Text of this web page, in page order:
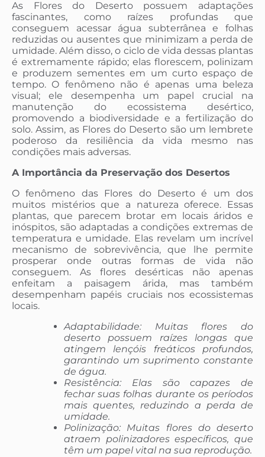
As Flores do Deserto possuem adaptações
fascinantes, como raízes profundas que
conseguem acessar água subterrânea e folhas
reduzidas ou ausentes que minimizam a perda de
umidade. Além disso, o ciclo de vida dessas plantas
é extremamente rápido; elas florescem, polinizam
e produzem sementes em um curto espaço de
tempo. O fenômeno não é apenas uma beleza
visual; ele desempenha um papel crucial na
manutenção do ecossistema desértico,
promovendo a biodiversidade e a fertilização do
solo. Assim, as Flores do Deserto são um lembrete
poderoso da resiliência da vida mesmo nas
condições mais adversas.
A Importância da Preservação dos Desertos
O fenômeno das Flores do Deserto é um dos
muitos mistérios que a natureza oferece. Essas
plantas, que parecem brotar em locais áridos e
inóspitos, são adaptadas a condições extremas de
temperatura e umidade. Elas revelam um incrível
mecanismo de sobrevivência, que lhe permite
prosperar onde outras formas de vida não
conseguem. As flores desérticas não apenas
enfeitam a paisagem árida, mas também
desempenham papéis cruciais nos ecossistemas
locais.
Adaptabilidade: Muitas flores do
deserto possuem raízes longas que
atingem lençóis freáticos profundos,
garantindo um suprimento constante
de água.
Resistência: Elas são capazes de
fechar suas folhas durante os períodos
mais quentes, reduzindo a perda de
umidade.
Polinização: Muitas flores do deserto
atraem polinizadores específicos, que
têm um papel vital na sua reprodução.